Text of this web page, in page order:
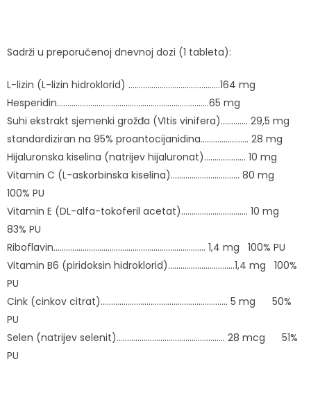
Sadrži u preporučenoj dnevnoj dozi (1 tableta):
L-lizin (L-lizin hidroklorid) ……………………………………..164 mg
Hesperidin……………………………………………………………….65 mg
Suhi ekstrakt sjemenki grožđa (VItis vinifera)…………. 29,5 mg
standardiziran na 95% proantocijanidina………………….. 28 mg
Hijaluronska kiselina (natrijev hijaluronat)……………….. 10 mg
Vitamin C (L-askorbinska kiselina)…………………………… 80 mg
100% PU
Vitamin E (DL-alfa-tokoferil acetat)………………………….. 10 mg
83% PU
Riboflavin………………………………………………………………. 1,4 mg 100% PU
Vitamin B6 (piridoksin hidroklorid)…………………………..1,4 mg 100%
PU
Cink (cinkov citrat)……………………………………………………. 5 mg 50%
PU
Selen (natrijev selenit)……………………………………………. 28 mcg 51%
PU